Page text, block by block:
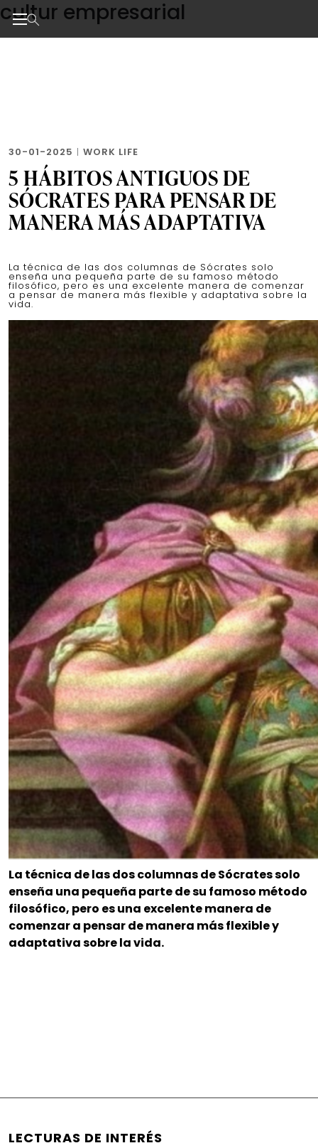
Skip
to
the
cultur empresarial
30-01-2025 | WORK LIFE
5 HÁBITOS ANTIGUOS DE
SÓCRATES PARA PENSAR DE
MANERA MÁS ADAPTATIVA
La técnica de las dos columnas de Sócrates solo
enseña una pequeña parte de su famoso método
filosófico, pero es una excelente manera de comenzar
a pensar de manera más flexible y adaptativa sobre la
vida.
La técnica de las dos columnas de Sócrates solo
enseña una pequeña parte de su famoso método
filosófico, pero es una excelente manera de
comenzar a pensar de manera más flexible y
adaptativa sobre la vida.
LECTURAS DE INTERÉS